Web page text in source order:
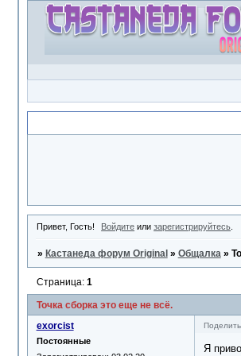
Привет, Гость! Войдите илизарегистрируйтесь
» Кастанеда форум Original » Общалка »
Точка сборка это еще не всё.
Страница: 1
exorcist
Постоянные
Я